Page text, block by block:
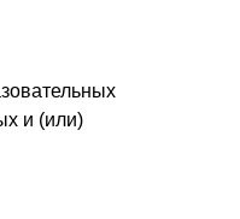
и (или)